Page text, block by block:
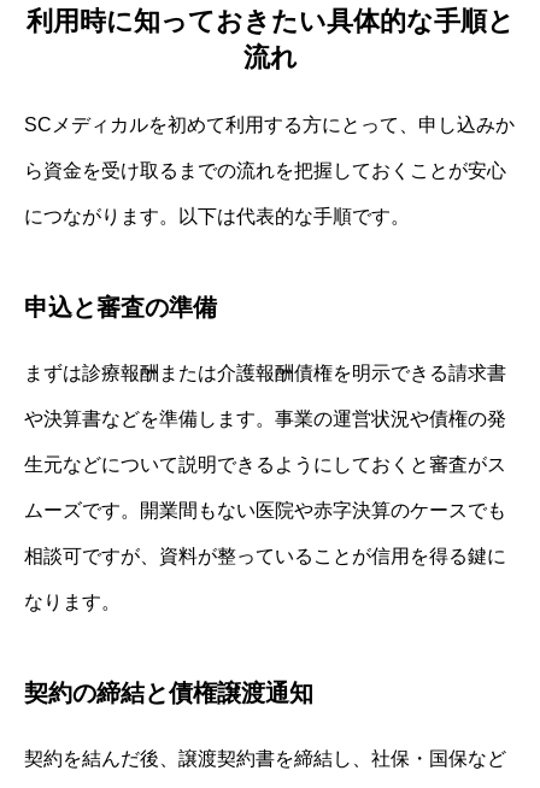
利用時に知っておきたい具体的な手順と
流れ
SCメディカルを初めて利用する方にとって、申し込みか
ら資金を受け取るまでの流れを把握しておくことが安心
につながります。以下は代表的な手順です。
申込と審査の準備
まずは診療報酬または介護報酬債権を明示できる請求書
や決算書などを準備します。事業の運営状況や債権の発
生元などについて説明できるようにしておくと審査がス
ムーズです。開業間もない医院や赤字決算のケースでも
相談可ですが、資料が整っていることが信用を得る鍵に
なります。
契約の締結と債権譲渡通知
契約を結んだ後、譲渡契約書を締結し、社保・国保など